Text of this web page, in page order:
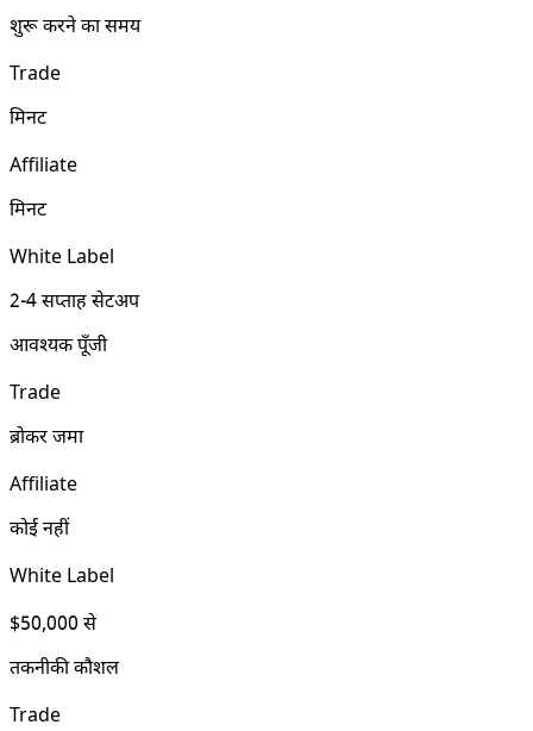
शुरू करने का समय
Trade
मिनट
Affiliate
मिनट
White Label
2-4 सप्ताह सेटअप
आवश्यक पूँजी
Trade
ब्रोकर जमा
Affiliate
कोई नहीं
White Label
$50,000 से
तकनीकी कौशल
Trade